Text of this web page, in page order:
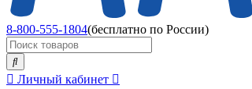
8-800-555-1804(бесплатно по России)
Личный кабинет